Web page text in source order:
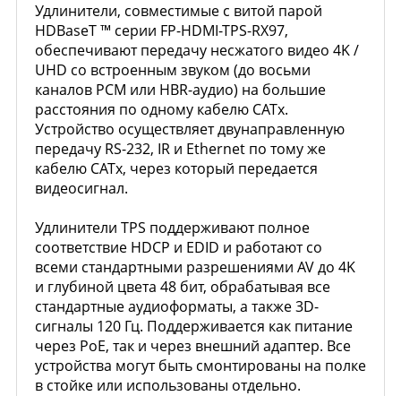
Удлинители, совместимые с витой парой
HDBaseT ™ серии FP-HDMI-TPS-RX97,
обеспечивают передачу несжатого видео 4K /
UHD со встроенным звуком (до восьми
каналов PCM или HBR-аудио) на большие
расстояния по одному кабелю CATx.
Устройство осуществляет двунаправленную
передачу RS-232, IR и Ethernet по тому же
кабелю CATx, через который передается
видеосигнал.
Удлинители TPS поддерживают полное
соответствие HDCP и EDID и работают со
всеми стандартными разрешениями AV до 4K
и глубиной цвета 48 бит, обрабатывая все
стандартные аудиоформаты, а также 3D-
сигналы 120 Гц. Поддерживается как питание
через PoE, так и через внешний адаптер. Все
устройства могут быть смонтированы на полке
в стойке или использованы отдельно.